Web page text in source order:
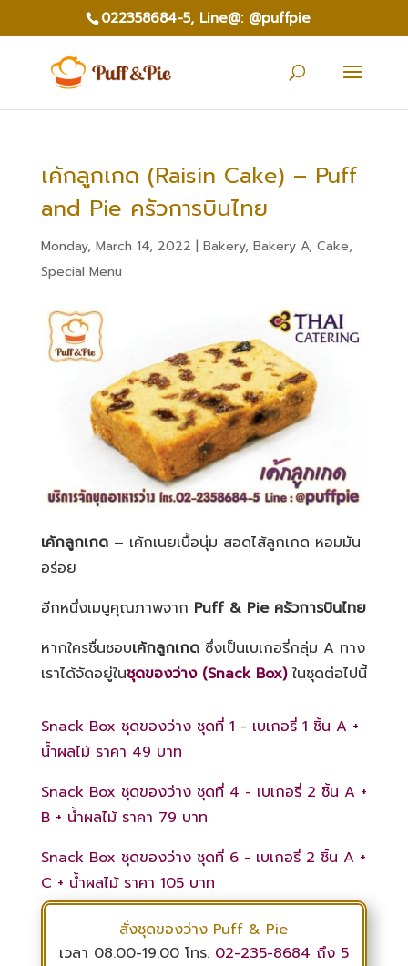
022358684-5, Line@: @puffpie
เค้กลูกเกด (Raisin Cake) – Puff
and Pie ครัวการบินไทย
Monday, March 14, 2022 | Bakery, Bakery A, Cake,
Special Menu
เค้กลูกเกด – เค้กเนยเนื้อนุ่ม สอดไส้ลูกเกด หอมมัน
อร่อย
อีกหนึ่งเมนูคุณภาพจาก Puff & Pie ครัวการบินไทย
หากใครชื่นชอบเค้กลูกเกดซึ่งเป็นเบเกอรี่กลุ่ม A ทาง
เราได้จัดอยู่ในชุดของว่าง (Snack Box)ในชุดต่อไปนี้
Snack Box ชุดของว่าง ชุดที่ 1 - เบเกอรี่ 1 ชิ้น A +
น้ำผลไม้ ราคา 49 บาท
Snack Box ชุดของว่าง ชุดที่ 4 - เบเกอรี่ 2 ชิ้น A +
B + น้ำผลไม้ ราคา 79 บาท
Snack Box ชุดของว่าง ชุดที่ 6 - เบเกอรี่ 2 ชิ้น A +
C + น้ำผลไม้ ราคา 105 บาท
สั่งชุดของว่าง Puff & Pie
เวลา 08.00-19.00 โทร. 02-235-8684 ถึง 5